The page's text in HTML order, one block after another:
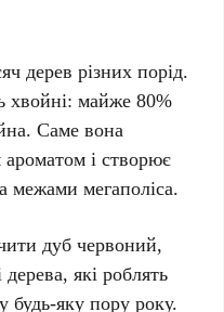
дерев різних порід.
хвойні: майже80%
. Саме вона
і створює
межами мегаполіса.
дуб червоний,
які роблять
будь-яку пору року.